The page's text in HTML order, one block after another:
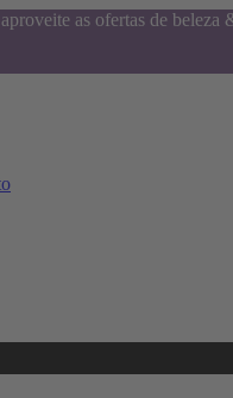
as ofertas de beleza